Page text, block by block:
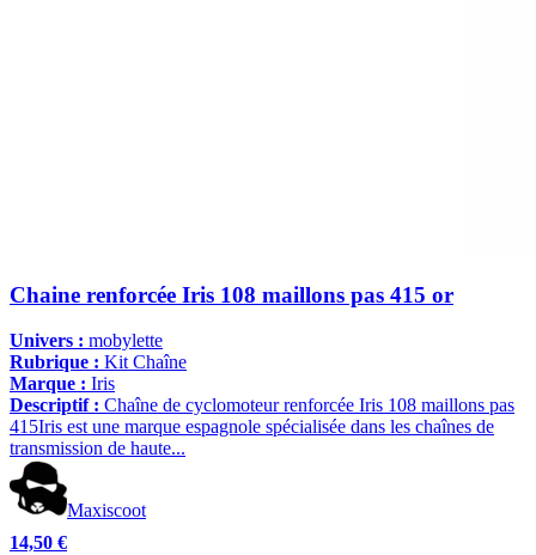
Chaine renforcée Iris 108 maillons pas 415 or
Univers : mobylette
Rubrique : Kit Chaîne
Marque : Iris
Descriptif : Chaîne de cyclomoteur renforcée Iris 108 maillons pas
415Iris est une marque espagnole spécialisée dans les chaînes de
transmission de haute...
Maxiscoot
14,50 €